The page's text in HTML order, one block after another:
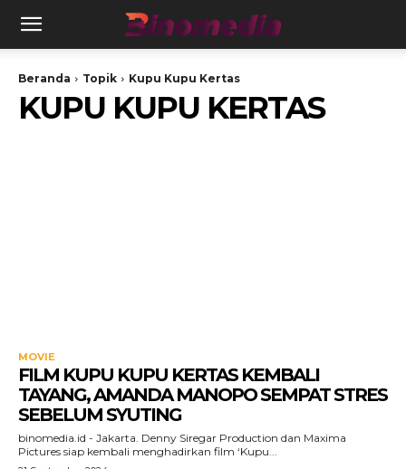
Beranda Topik Kupu Kupu Kertas
KUPU KUPU KERTAS
MOVIE
FILM KUPU KUPU KERTAS KEMBALI
TAYANG, AMANDA MANOPO SEMPAT STRES
SEBELUM SYUTING
binomedia.id - Jakarta. Denny Siregar Production dan Maxima
Pictures siap kembali menghadirkan film ‘Kupu...